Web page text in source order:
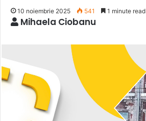
10 noiembrie 2025 541 1 minute read
Mihaela Ciobanu